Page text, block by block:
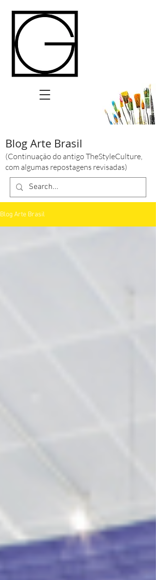
Blog Arte Brasil
(Continuação do antigo TheStyleCulture,
com algumas repostagens revisadas)
Blog Arte Brasil